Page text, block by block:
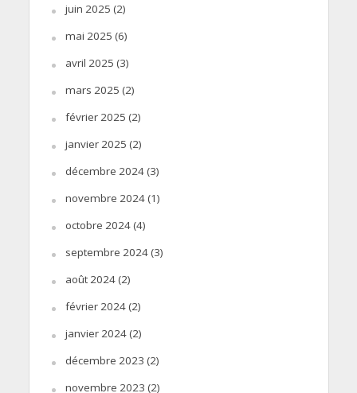
juin 2025 (2)
mai 2025 (6)
avril 2025 (3)
mars 2025 (2)
février 2025 (2)
janvier 2025 (2)
décembre 2024(3)
novembre 2024(1)
octobre 2024(4)
septembre 2024(3)
août 2024(2)
février 2024(2)
janvier 2024(2)
décembre 2023 (2)
novembre 2023 (2)